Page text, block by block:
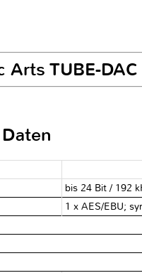
TUBE-
bis 24 Bit / 192
1 x AES/EBU;